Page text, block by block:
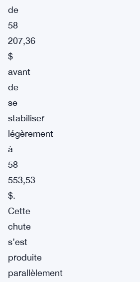
de
58
207,36
$
avant
de
se
stabiliser
légèrement
à
58
553,53
$.
Cette
chute
s’est
produite
parallèlement